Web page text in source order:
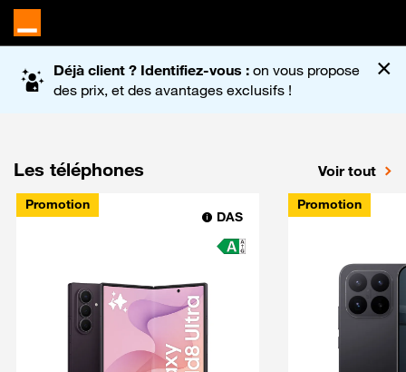
Accueil du site Orange
Déjà client ? Identifiez-vous : on vous propose
des prix, et des avantages exclusifs !
×
Les téléphones Voir tout
Promotion
DAS
Promotion